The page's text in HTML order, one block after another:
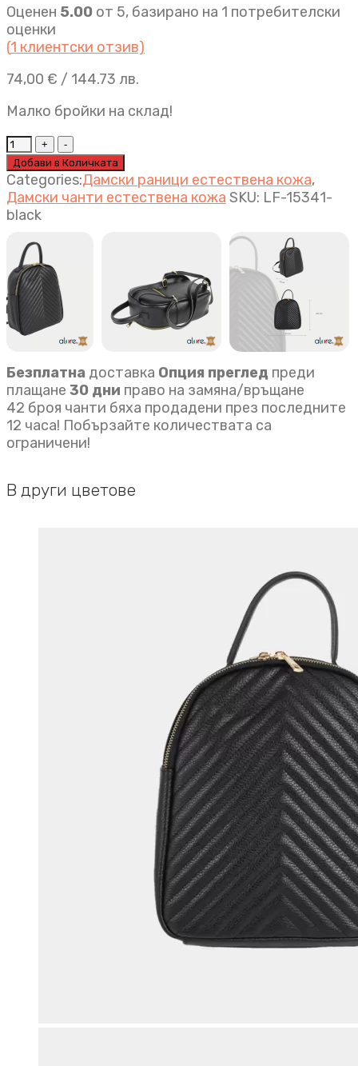
Оценен 5.00 от 5, базирано на 1 потребителски
оценки
(1 клиентски отзив)
74,00 € / 144.73 лв.
Малко бройки на склад!
Луксозна
дамска
раница
Liana
черно
Добави в Количката
Categories:Дамски раници естествена кожа,
Дамски чанти естествена кожа SKU: LF-15341-
black
Безплатна доставка Опция преглед преди
плащане 30 дни право на замяна/връщане
42 броя чанти бяха продадени през последните
12 часа! Побързайте количествата са
ограничени!
В други цветове